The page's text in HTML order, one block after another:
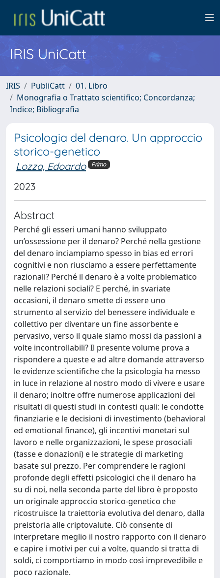
IRIS UniCatt
IRIS PubliCatt
01. Libro
Monografia o Trattato scientifico; Concordanza;
Indice; Bibliografia
Psicologia del denaro. Un approccio
storico-genetico
Lozza, Edoardo Primo
2023
Abstract
Perché gli esseri umani hanno sviluppato
un’ossessione per il denaro? Perché nella gestione
del denaro inciampiamo spesso in bias ed errori
cognitivi e non riusciamo a essere perfettamente
razionali? Perché il denaro è a volte problematico
nelle relazioni sociali? E perché, in svariate
occasioni, il denaro smette di essere uno
strumento al servizio del benessere individuale e
collettivo per diventare un fine assorbente e
pervasivo, verso il quale siamo mossi da passioni a
volte incontrollabili? Il presente volume prova a
rispondere a queste e ad altre domande attraverso
le evidenze scientifiche che la psicologia ha messo
in luce in relazione al nostro modo di vivere e usare
il denaro; inoltre offre numerose applicazioni dei
risultati di questi studi in contesti quali: le condotte
finanziarie e le decisioni di investimento (behavioral
ed emotional finance), gli incentivi monetari sul
lavoro e nelle organizzazioni, le spese prosociali
(tasse e donazioni) e le strategie di marketing
basate sul prezzo. Per comprendere le ragioni
profonde degli effetti psicologici che il denaro ha
su di noi, nella seconda parte del libro è proposto
un originale approccio storico-genetico che
ricostruisce la traiettoria evolutiva del denaro, dalla
preistoria alle criptovalute. Ciò consente di
interpretare meglio il nostro rapporto con il denaro
e capire i motivi per cui a volte, quando si tratta di
soldi, ci comportiamo in modo così imprevedibile e
poco razionale.